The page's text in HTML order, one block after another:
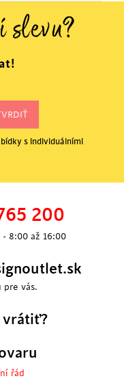
slevu?
s individuálními
200
8:00 až 16:00
pre vás.
vrátiť?
řád